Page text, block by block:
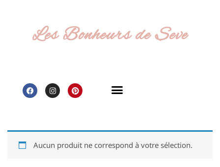
Les Bonheurs de Seve
Aucun produit ne correspond à votre sélection.